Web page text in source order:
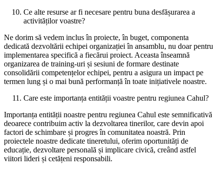
Ce alte resurse ar fi necesare pentru buna desfășurarea a
activităților voastre?
Ne dorim să vedem inclus în proiecte, în buget, componenta
dedicată dezvoltării echipei organizației în ansamblu, nu doar pentru
implementarea specifică a fiecărui proiect. Aceasta înseamnă
organizarea de training-uri și sesiuni de formare destinate
consolidării competențelor echipei, pentru a asigura un impact pe
termen lung și o mai bună performanță în toate inițiativele noastre.
Care este importanța entității voastre pentru regiunea Cahul?
Importanța entității noastre pentru regiunea Cahul este semnificativă
deoarece contribuim activ la dezvoltarea tinerilor, care devin apoi
factori de schimbare și progres în comunitatea noastră. Prin
proiectele noastre dedicate tineretului, oferim oportunități de
educație, dezvoltare personală și implicare civică, creând astfel
viitori lideri și cetățeni responsabili.